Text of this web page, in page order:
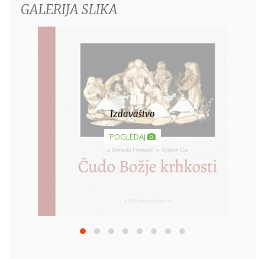
GALERIJA SLIKA
Zavjeti u Davoru
POGLEDAJ